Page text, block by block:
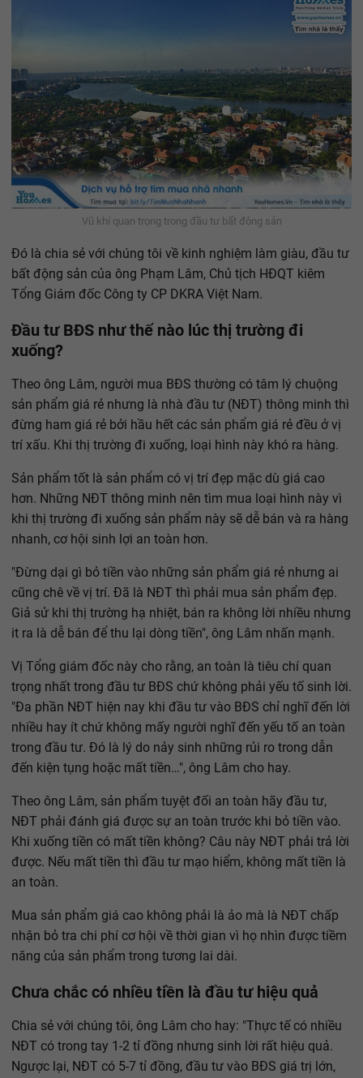
Vũ khí quan trọng trong đầu tư bất đông sản
Đó là chia sẻ với chúng tôi về kinh nghiệm làm giàu, đầu tư
bất động sản của ông Phạm Lâm, Chủ tịch HĐQT kiêm
Tổng Giám đốc Công ty CP DKRA Việt Nam.
Đầu tư BĐS như thế nào lúc thị trường đi
xuống?
Theo ông Lâm, người mua BĐS thường có tâm lý chuộng
sản phẩm giá rẻ nhưng là nhà đầu tư (NĐT) thông minh thì
đừng ham giá rẻ bởi hầu hết các sản phẩm giá rẻ đều ở vị
trí xấu. Khi thị trường đi xuống, loại hình này khó ra hàng.
Sản phẩm tốt là sản phẩm có vị trí đẹp mặc dù giá cao
hơn. Những NĐT thông minh nên tìm mua loại hình này vì
khi thị trường đi xuống sản phẩm này sẽ dễ bán và ra hàng
nhanh, cơ hội sinh lợi an toàn hơn.
"Đừng dại gì bỏ tiền vào những sản phẩm giá rẻ nhưng ai
cũng chê về vị trí. Đã là NĐT thì phải mua sản phẩm đẹp.
Giả sử khi thị trường hạ nhiệt, bán ra không lời nhiều nhưng
it ra là dễ bán để thu lại dòng tiền", ông Lâm nhấn mạnh.
Vị Tổng giám đốc này cho rằng, an toàn là tiêu chí quan
trọng nhất trong đầu tư BĐS chứ không phải yếu tố sinh lời.
"Đa phần NĐT hiện nay khi đầu tư vào BĐS chỉ nghĩ đến lời
nhiều hay ít chứ không mấy người nghĩ đến yếu tố an toàn
trong đầu tư. Đó là lý do nảy sinh những rủi ro trong dẫn
đến kiện tụng hoặc mất tiền…", ông Lâm cho hay.
Theo ông Lâm, sản phẩm tuyệt đối an toàn hãy đầu tư,
NĐT phải đánh giá được sự an toàn trước khi bỏ tiền vào.
Khi xuống tiền có mất tiền không? Câu này NĐT phải trả lời
được. Nếu mất tiền thì đầu tư mạo hiểm, không mất tiền là
an toàn.
Mua sản phẩm giá cao không phải là ảo mà là NĐT chấp
nhận bỏ tra chi phí cơ hội về thời gian vì họ nhìn được tiềm
năng của sản phẩm trong tương lai dài.
Chưa chắc có nhiều tiền là đầu tư hiệu quả
Chia sẻ với chúng tôi, ông Lâm cho hay: "Thực tế có nhiều
NĐT có trong tay 1-2 tỉ đồng nhưng sinh lời rất hiệu quả.
Ngược lại, NĐT có 5-7 tỉ đồng, đầu tư vào BĐS giá trị lớn,